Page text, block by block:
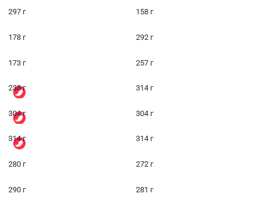
297 г 158 г
178 г 292 г
173 г 257 г
238 г 314 г
304 г 304 г
314 г 314 г
280 г 272 г
290 г 281 г